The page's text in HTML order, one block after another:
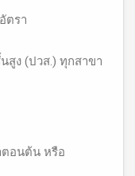
ตรา
ง (ปวส.) ทุกสาขา
อนต้น หรือ